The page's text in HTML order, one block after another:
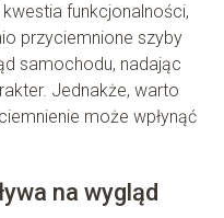
funkcjonalności,
przyciemnione szyby
samochodu, nadając
Jednakże, warto
może wpłynąć
na wygląd